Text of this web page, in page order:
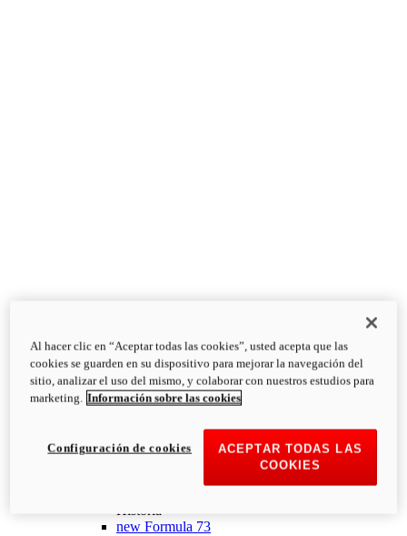
Historia
new Formula 73
Al hacer clic en “Aceptar todas las cookies”, usted acepta que las
cookies se guarden en su dispositivo para mejorar la navegación del
sitio, analizar el uso del mismo, y colaborar con nuestros estudios para
marketing. Información sobre las cookies
ACEPTAR TODAS LAS
COOKIES
Configuración de cookies